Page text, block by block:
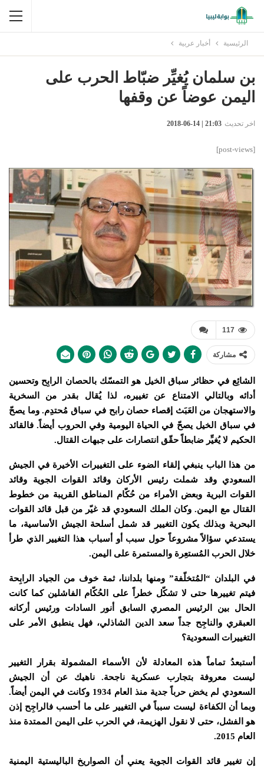
الرئيسية أخبار عربية
بن سلمان يُغيِّر ضبّاط الحرب على
اليمن عوضاً عن وقفها
اخر تحديث 21:03 | 14-06-2018
[post-views]
117
مشاركة
الشائِع في حظائر سباق الخيل هو التمسّك بالحصان الرابِح وتحسين
أدائه وبالتالي الامتناع عن تغييره، لذا يُقال بقدر من السخرية
والاستهجان من العَبَث إقصاء حصان رابح في سباق مُحتدِم. وما يصحّ
في سباق الخيل يصحّ في الحياة اليومية وفي الحروب أيضاً. فالقائد
الحكيم لا يُغيِّر ضابطاً حقّق انتصارات على جبهات القتال.
من هذا الباب ينبغي إلقاء الضوء على التغييرات الأخيرة في الجيش
السعودي وقد شملت رئيس الأركان وقائد القوات الجوية وقائد
القوات البرية وبعض الأمراء من حُكّام المناطق القريبة من خطوط
القتال مع اليمن. وكان الملك السعودي قد غيّر من قبل قائد القوات
البحرية وبذلك يكون التغيير قد شمل أسلحة الجيش الأساسية، ما
يستدعي سؤالاً مشروعاً حول سبب أو أسباب هذا التغيير الذي طرأ
خلال الحرب المُستعِرة والمستمرة على اليمن.
في البلدان “المُتخلّفة” ومنها بلداننا، ثمة خوف من الجياد الرابِحة
فيتم تغييرها حتى لا تشكّل خطراً على الحُكّام الفاشلين كما كانت
الحال بين الرئيس المصري السابق أنور السادات ورئيس أركانه
العبقري والناجِح جداً سعد الدين الشاذلي، فهل ينطبق الأمر على
التغييرات السعودية؟
أستبعدُ تماماً هذه المعادلة لأن الأسماء المشمولة بقرار التغيير
ليست معروفة بتجارب عسكرية ناجحة. ناهيك عن أن الجيش
السعودي لم يخض حرباً جدية منذ العام 1934 وكانت في اليمن أيضاً.
وبما أن الكفاءة ليست سبباً في التغيير على ما أحسب فالراجِح إذن
هو الفشل، حتى لا نقول الهزيمة، في الحرب على اليمن الممتدة منذ
العام 2015.
إن تغيير قائد القوات الجوية يعني أن الصواريخ الباليستية اليمنية